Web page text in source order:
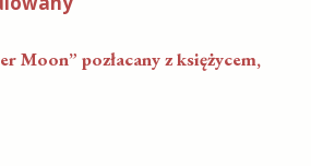
Moon” pozłacany z księżycem,